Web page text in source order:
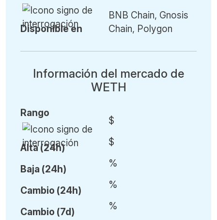
Disponible en
BNB Chain, Gnosis
Chain, Polygon
Información del mercado de
WETH
Rango
Alta (24h)
Baja (24h)
Cambio (24h)
Cambio (7d)
$
$
%
%
%